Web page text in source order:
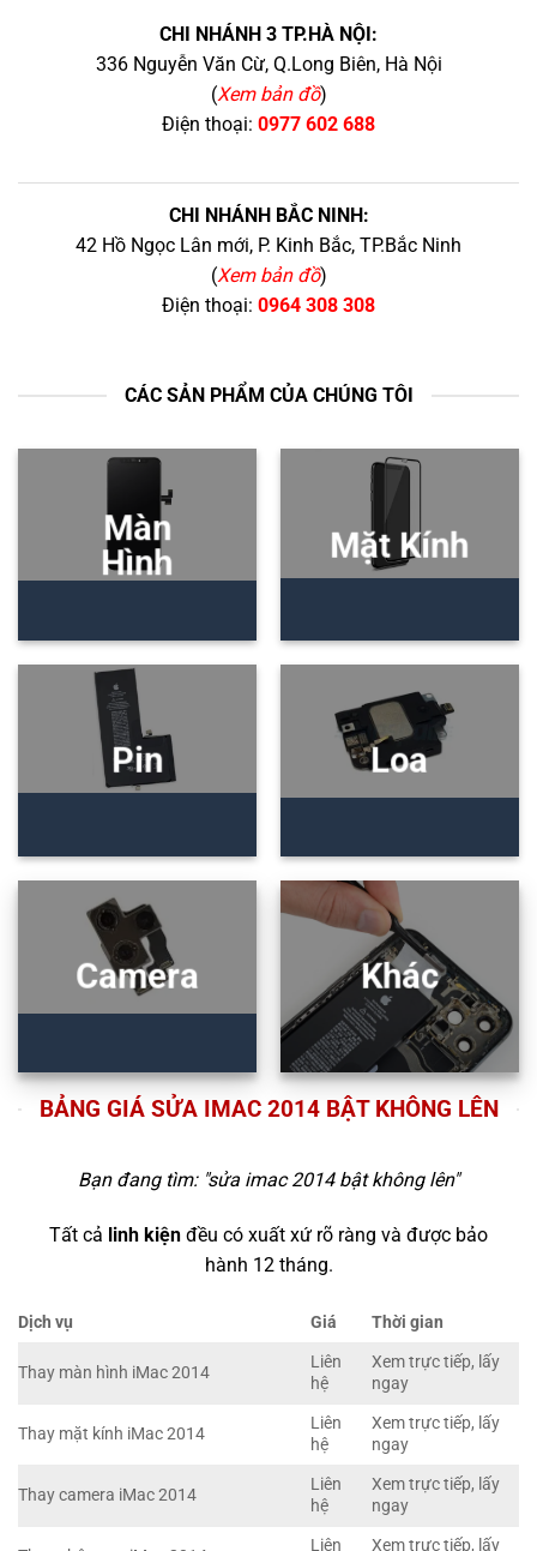
CHI NHÁNH 3 TP.HÀ NỘI:
336 Nguyễn Văn Cừ, Q.Long Biên, Hà Nội
(Xem bản đồ)
Điện thoại: 0977 602 688
CHI NHÁNH BẮC NINH:
42 Hồ Ngọc Lân mới, P. Kinh Bắc, TP.Bắc Ninh
(Xem bản đồ)
Điện thoại: 0964 308 308
CÁC SẢN PHẨM CỦA CHÚNG TÔI
Màn
Hình
Mặt Kính
Pin Loa
Camera Khác
BẢNG GIÁ SỬA IMAC 2014 BẬT KHÔNG LÊN
Bạn đang tìm: "sửa imac 2014 bật không lên"
Tất cả linh kiện đều có xuất xứ rõ ràng và được bảo
hành 12 tháng.
Dịch vụ Giá Thời gian
Thay màn hình iMac 2014
Liên
hệ
Xem trực tiếp, lấy
ngay
Thay mặt kính iMac 2014
Liên
hệ
Xem trực tiếp, lấy
ngay
Thay camera iMac 2014
Liên
hệ
Xem trực tiếp, lấy
ngay
Liên Xem trực tiếp, lấy